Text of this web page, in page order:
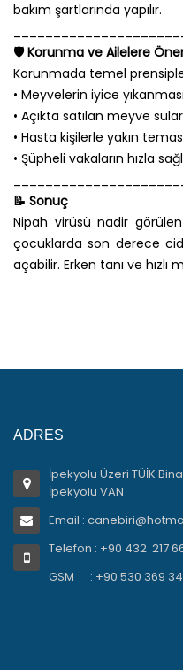
bakım şartlarında yapılır.
🛡️ Korunma ve Ailelere
Korunmada temel
• Meyvelerin iyice
• Açıkta satılan meyve
• Hasta kişilerle yakın
• Şüpheli vakaların hızla
📝 Sonuç
Nipah virüsü nadir
çocuklarda son derece
açabilir. Erken tanı ve hızlı
ADRES
İpekyolu Üzeri TÜİK
İpekyolu VAN
Email :
Telefon : +90 432 217
GSM : +90 530 369